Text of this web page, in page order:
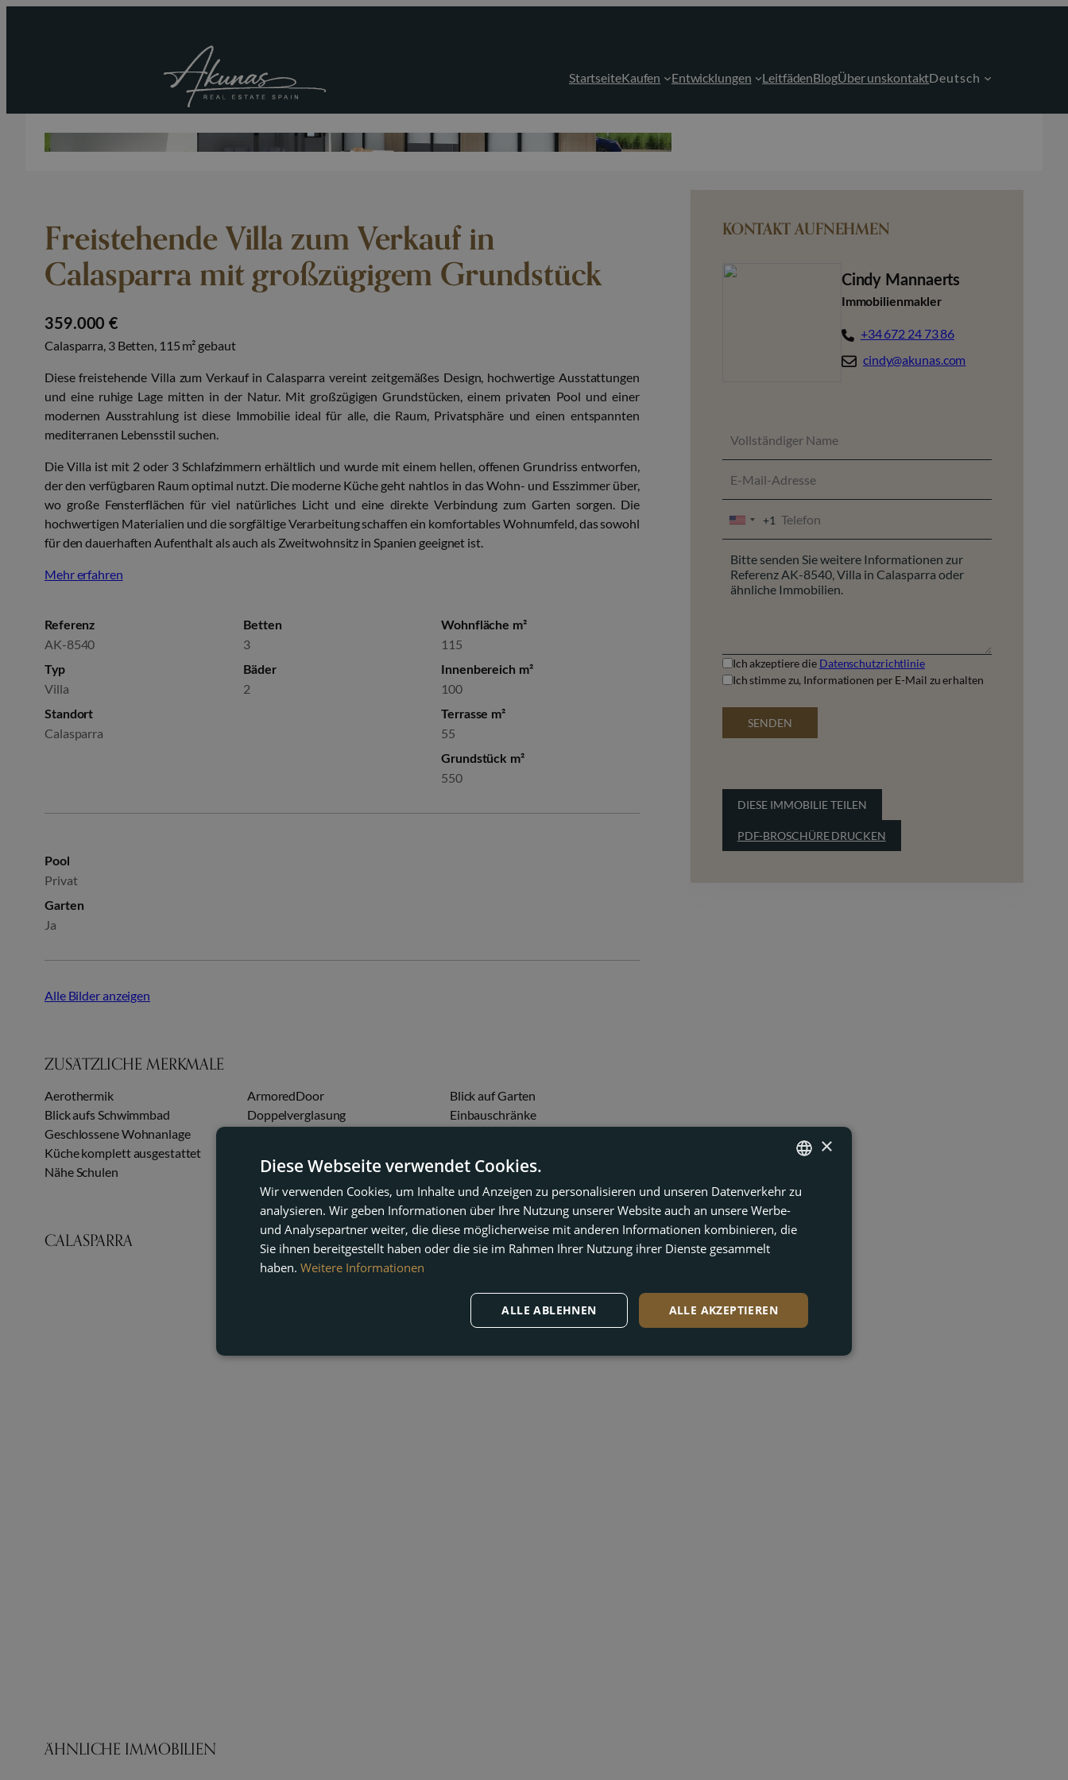
StartseiteKaufen Entwicklungen LeitfädenBlogÜber unskontaktDeutsch
Freistehende Villa zum Verkauf in
Calasparra mit großzügigem Grundstück
359.000 €
Calasparra, 3 Betten, 115 m² gebaut
Diese freistehende Villa zum Verkauf in Calasparra vereint zeitgemäßes Design, hochwertige Ausstattungen
und eine ruhige Lage mitten in der Natur. Mit großzügigen Grundstücken, einem privaten Pool und einer
modernen Ausstrahlung ist diese Immobilie ideal für alle, die Raum, Privatsphäre und einen entspannten
mediterranen Lebensstil suchen.
Die Villa ist mit 2 oder 3 Schlafzimmern erhältlich und wurde mit einem hellen, offenen Grundriss entworfen,
der den verfügbaren Raum optimal nutzt. Die moderne Küche geht nahtlos in das Wohn- und Esszimmer über,
wo große Fensterflächen für viel natürliches Licht und eine direkte Verbindung zum Garten sorgen. Die
hochwertigen Materialien und die sorgfältige Verarbeitung schaffen ein komfortables Wohnumfeld, das sowohl
für den dauerhaften Aufenthalt als auch als Zweitwohnsitz in Spanien geeignet ist.
Mehr erfahren
Referenz
AK-8540
Typ
Villa
Standort
Calasparra
Betten
3
Bäder
2
Wohnfläche m²
115
Innenbereich m²
100
Terrasse m²
55
Grundstück m²
550
Pool
Privat
Garten
Ja
Alle Bilder anzeigen
ZUSÄTZLICHE MERKMALE
Aerothermik ArmoredDoor
Blick auf Garten
Blick aufs Schwimmbad
Doppelverglasung
Einbauschränke
Geschlossene Wohnanlage
Küche komplett ausgestattet
Nähe Schulen
Offene Terrasse Private Terrasse
CALASPARRA
KONTAKT AUFNEHMEN
Cindy Mannaerts
Immobilienmakler
+34 672 24 73 86
cindy@akunas.com
UNITED
STATES
+1
+1
Ich akzeptiere die Datenschutzrichtlinie
Ich stimme zu, Informationen per E-Mail zu erhalten
SENDEN
DIESE IMMOBILIE TEILEN
PDF-BROSCHÜRE DRUCKEN
ÄHNLICHE IMMOBILIEN
ENGLISH
FRENCH
×
Diese Webseite verwendet Cookies.
Wir verwenden Cookies, um Inhalte und Anzeigen zu personalisieren und unseren Datenverkehr zu
analysieren. Wir geben Informationen über Ihre Nutzung unserer Website auch an unsere Werbe-
und Analysepartner weiter, die diese möglicherweise mit anderen Informationen kombinieren, die
Sie ihnen bereitgestellt haben oder die sie im Rahmen Ihrer Nutzung ihrer Dienste gesammelt
haben. Weitere Informationen
ALLE AKZEPTIEREN
ALLE ABLEHNEN